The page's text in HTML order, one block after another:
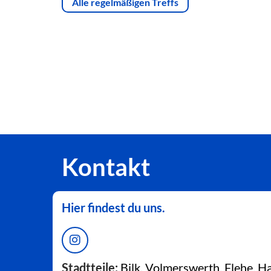
Kontakt
Hier findest du uns.
Stadtteile: Bilk, Volmerswerth, Flehe,